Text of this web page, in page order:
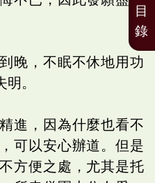
晚，不眠不休地用功
。
進，因為什麼也看不
可以安心辦道。但是
方便之處，尤其是托
目
錄